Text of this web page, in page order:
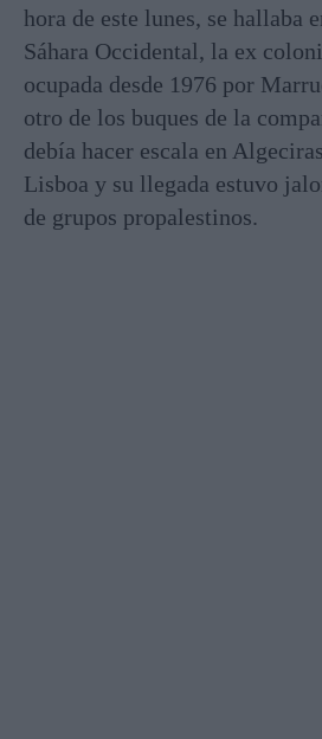
hora de este lunes, se hallaba
Sáhara Occidental, la ex
ocupada desde 1976 por
otro de los buques de la
debía hacer escala en
Lisboa y su llegada estuvo
de grupos propalestinos.